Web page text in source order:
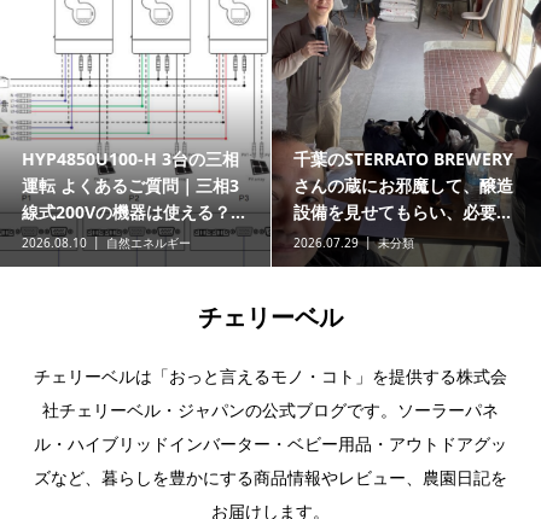
HYP4850U100-H 3台の三相
運転 よくあるご質問｜三相3
線式200Vの機器は使える？...
2026.08.10 自然エネルギー
千葉のSTERRATO BREWERY
さんの蔵にお邪魔して、醸造
設備を見せてもらい、必要...
2026.07.29 未分類
チェリーベル
チェリーベルは「おっと言えるモノ・コト」を提供する株式会
社チェリーベル・ジャパンの公式ブログです。ソーラーパネ
ル・ハイブリッドインバーター・ベビー用品・アウトドアグッ
ズなど、暮らしを豊かにする商品情報やレビュー、農園日記を
お届けします。